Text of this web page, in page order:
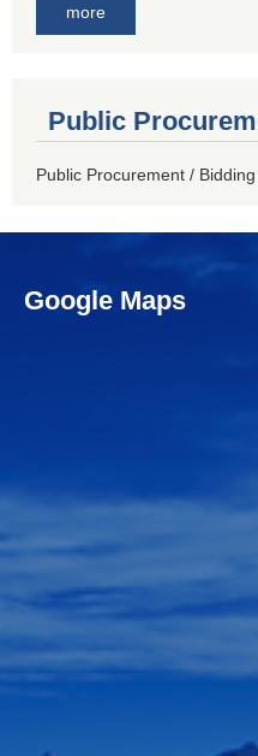
more
Public
Public Procurement / Bidding
Google Maps